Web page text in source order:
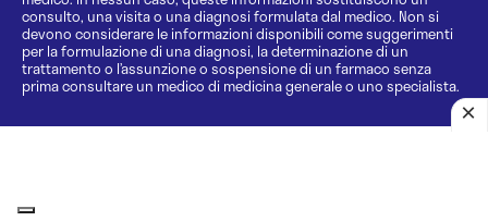
consulto, una visita o una diagnosi formulata dal medico. Non si
devono considerare le informazioni disponibili come suggerimenti
per la formulazione di una diagnosi, la determinazione di un
trattamento o l’assunzione o sospensione di un farmaco senza
prima consultare un medico di medicina generale o uno specialista.